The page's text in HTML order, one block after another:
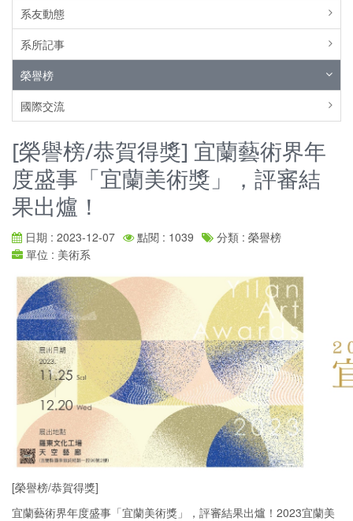
系友動態
系所記事
榮譽榜
國際交流
[榮譽榜/恭賀得獎] 宜蘭藝術界年
度盛事「宜蘭美術獎」，評審結
果出爐！
日期 : 2023-12-07 點閱 : 1039
分類 : 榮譽榜
單位 : 美術系
[榮譽榜/恭賀得獎]
宜蘭藝術界年度盛事「宜蘭美術獎」，評審結果出爐！2023宜蘭美